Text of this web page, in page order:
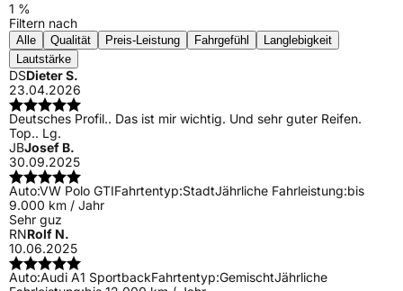
1 %
Filtern nach
Alle Qualität Preis-Leistung Fahrgefühl
Langlebigkeit
Lautstärke
DSDieter S.
23.04.2026
Deutsches Profil.. Das ist mir wichtig. Und sehr guter Reifen.
Top.. Lg.
JBJosef B.
30.09.2025
Auto:VW Polo GTIFahrtentyp:StadtJährliche Fahrleistung:bis
9.000 km / Jahr
Sehr guz
RNRolf N.
10.06.2025
Auto:Audi A1 SportbackFahrtentyp:GemischtJährliche